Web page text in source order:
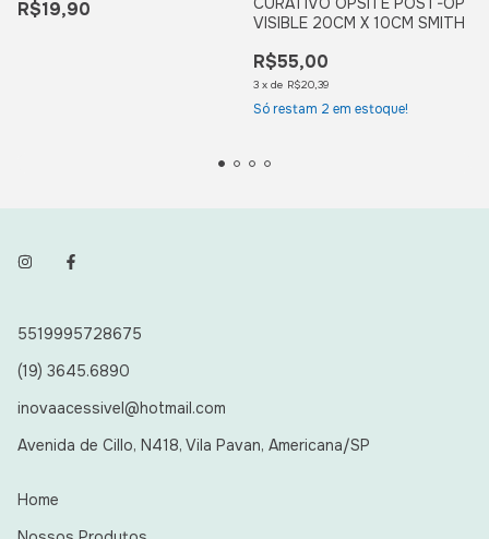
R$19,90
VISIBLE 20CM X 10CM SMITH
R$55,00
3 x de R$20,39
Só restam 2 em estoque!
5519995728675
(19) 3645.6890
inovaacessivel@hotmail.com
Avenida de Cillo, N418, Vila Pavan, Americana/SP
Home